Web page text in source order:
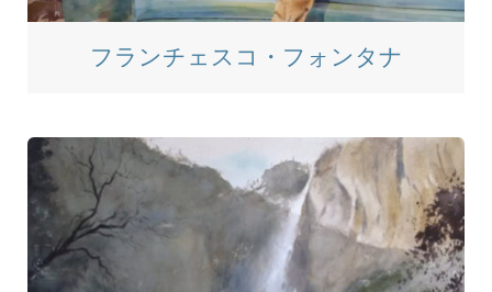
フランチェスコ・フォンタナ